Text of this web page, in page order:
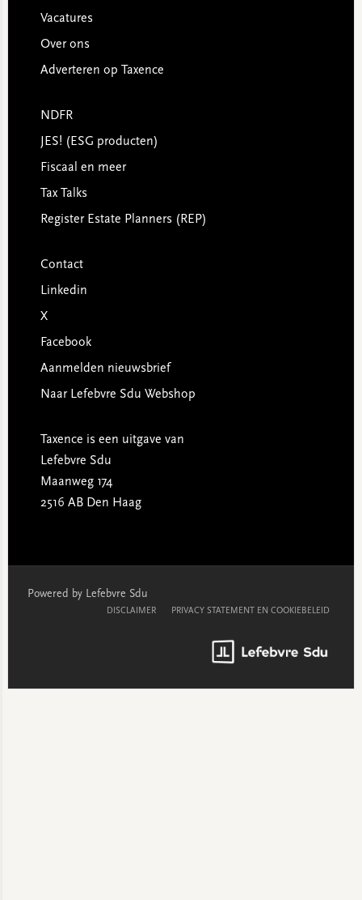
Vacatures
Over ons
Adverteren op Taxence
NDFR
JES! (ESG producten)
Fiscaal en meer
Tax Talks
Register Estate Planners (REP)
Contact
Linkedin
X
Facebook
Aanmelden nieuwsbrief
Naar Lefebvre Sdu Webshop
Taxence is een uitgave van
Lefebvre Sdu
Maanweg 174
2516 AB Den Haag
Powered by Lefebvre Sdu
DISCLAIMER PRIVACY STATEMENT EN COOKIEBELEID